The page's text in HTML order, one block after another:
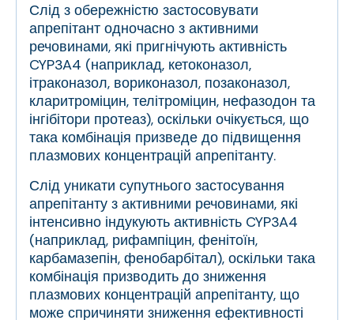
Слід з обережністю застосовувати
апрепітант одночасно з активними
речовинами, які пригнічують активність
CYP3A4 (наприклад, кетоконазол,
ітраконазол, вориконазол, позаконазол,
кларитроміцин, телітроміцин, нефазодон та
інгібітори протеаз), оскільки очікується, що
така комбінація призведе до підвищення
плазмових концентрацій апрепітанту.
Слід уникати супутнього застосування
апрепітанту з активними речовинами, які
інтенсивно індукують активність CYP3A4
(наприклад, рифампіцин, фенітоїн,
карбамазепін, фенобарбітал), оскільки така
комбінація призводить до зниження
плазмових концентрацій апрепітанту, що
може спричиняти зниження ефективності